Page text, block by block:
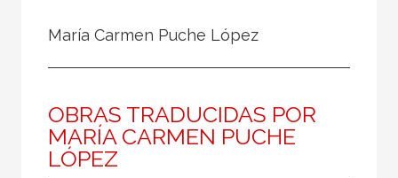
Coordinador
Editor
Editora
María Carmen Puche López
OBRAS TRADUCIDAS POR
MARÍA CARMEN PUCHE
LÓPEZ